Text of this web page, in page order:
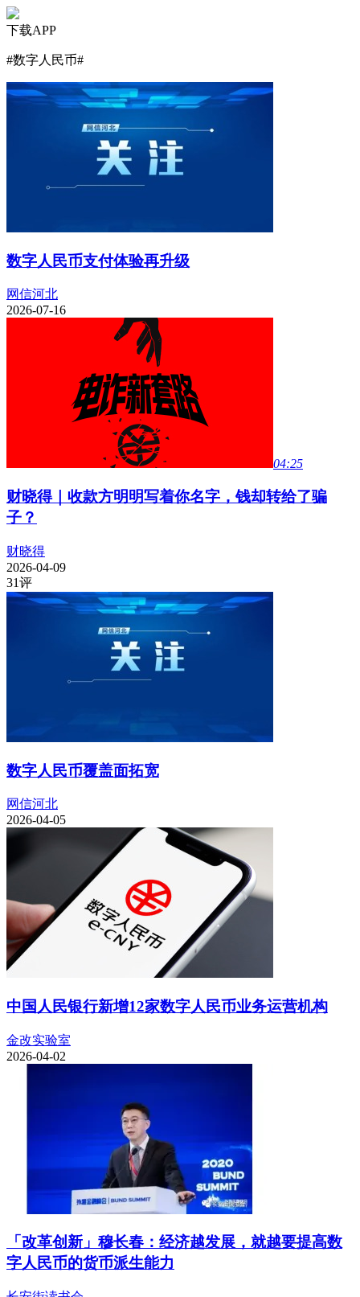
下载APP
#数字人民币#
数字人民币支付体验再升级
网信河北
2026-07-16
04:25
财晓得｜收款方明明写着你名字，钱却转给了骗
子？
财晓得
2026-04-09
31评
数字人民币覆盖面拓宽
网信河北
2026-04-05
中国人民银行新增12家数字人民币业务运营机构
金改实验室
2026-04-02
「改革创新」穆长春：经济越发展，就越要提高数
字人民币的货币派生能力